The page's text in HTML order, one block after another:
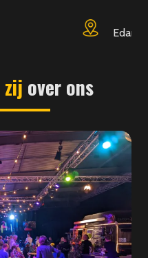
zij over ons